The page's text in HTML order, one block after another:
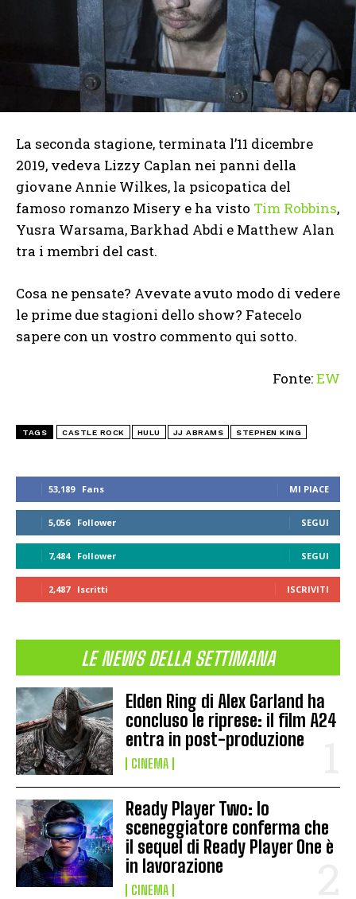
53,189 Fans MI PIACE
5,056 Follower SEGUI
7,484 Follower SEGUI
2,487 Iscritti ISCRIVITI
LE NEWS DELLA SETTIMANA
Elden Ring di Alex Garland ha
concluso le riprese: il film A24
entra in post-produzione
CINEMA
Ready Player Two: lo
sceneggiatore conferma che
il sequel di Ready Player One è
in lavorazione
CINEMA
La seconda stagione, terminata l’11 dicembre
2019, vedeva Lizzy Caplan nei panni della
giovane Annie Wilkes, la psicopatica del
famoso romanzo Misery e ha visto Tim Robbins,
Yusra Warsama, Barkhad Abdi e Matthew Alan
tra i membri del cast.
Cosa ne pensate? Avevate avuto modo di vedere
le prime due stagioni dello show? Fatecelo
sapere con un vostro commento qui sotto.
Fonte:EW
TAGS CASTLE ROCK HULU JJ ABRAMS STEPHEN KING